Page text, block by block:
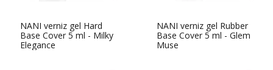
NANI verniz gel Hard
Base Cover 5 ml - Milky
Elegance
NANI verniz gel Rubber
Base Cover 5 ml - Glem
Muse